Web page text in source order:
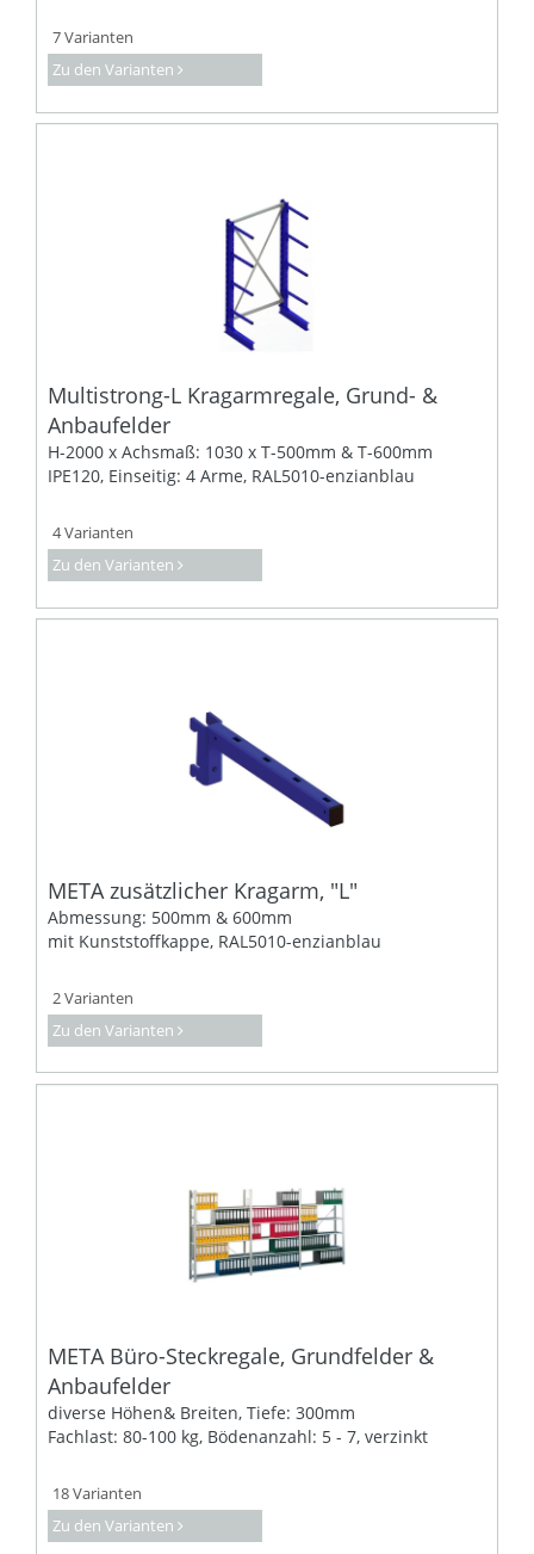
7 Varianten
Zu den Varianten
Multistrong-L Kragarmregale, Grund- &
Anbaufelder
H-2000 x Achsmaß: 1030 x T-500mm & T-600mm
IPE120, Einseitig: 4 Arme, RAL5010-enzianblau
4 Varianten
Zu den Varianten
META zusätzlicher Kragarm, "L"
Abmessung: 500mm & 600mm
mit Kunststoffkappe, RAL5010-enzianblau
2 Varianten
Zu den Varianten
META Büro-Steckregale, Grundfelder &
Anbaufelder
diverse Höhen& Breiten, Tiefe: 300mm
Fachlast: 80-100 kg, Bödenanzahl: 5 - 7, verzinkt
18 Varianten
Zu den Varianten